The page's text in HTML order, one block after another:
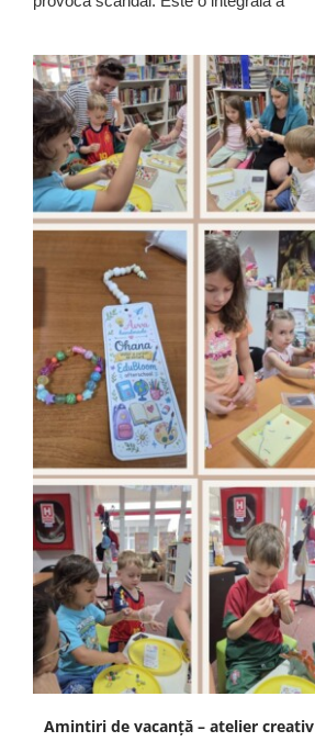
Amintiri de vacanță – atelier creativ